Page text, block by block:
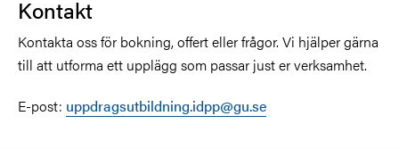
Kontakt
Kontakta oss för bokning, offert eller frågor. Vi hjälper gärna
till att utforma ett upplägg som passar just er verksamhet.
E-post: uppdragsutbildning.idpp@gu.se